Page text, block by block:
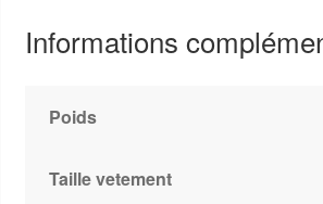
Informations
Poids
Taille vetement